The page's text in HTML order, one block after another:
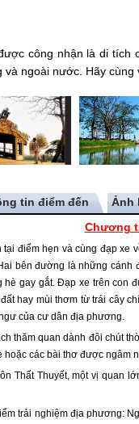
công nhận là di tích
ngoài nước. Hãy
tin điểm đến
Ảnh
Chương
tại điểm hẹn và cùng đạp
bên đường là những cánh
gay gắt. Đạp xe trên con
hay mùi thơm từ trái cây
của cư dân địa phương.
thăm quan dành đôi chút
hoặc các bài thơ được ngâm
Thất Thuyết, một vị quan
trải nghiệm địa phương: